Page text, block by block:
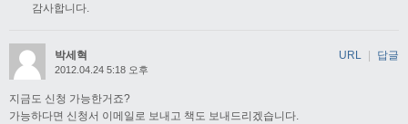
감사합니다.
박세혁
2012.04.24 5:18 오후
지금도 신청 가능한거죠?
가능하다면 신청서 이메일로 보내고 책도 보내드리겠습니다.
URL 답글